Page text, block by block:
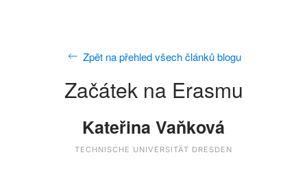
Zpět na přehled všech článků blogu
Začátek na Erasmu
Kateřina Vaňková
TECHNISCHE UNIVERSITÄT DRESDEN